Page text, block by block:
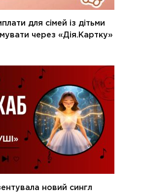
для сімей із дітьми
через «Дія.Картку»
новий сингл